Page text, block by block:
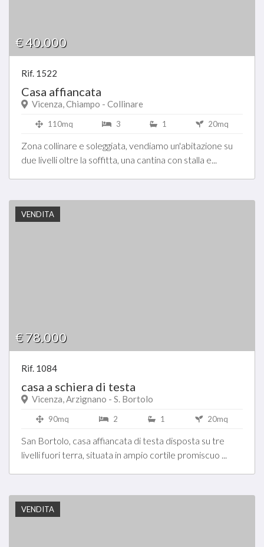
€ 40.000
Rif. 1522
Casa affiancata
Vicenza, Chiampo - Collinare
110mq 3 1 20mq
Zona collinare e soleggiata, vendiamo un'abitazione su
due livelli oltre la soffitta, una cantina con stalla e...
VENDITA
€ 78.000
Rif. 1084
casa a schiera di testa
Vicenza, Arzignano - S. Bortolo
90mq 2 1 20mq
San Bortolo, casa affiancata di testa disposta su tre
livelli fuori terra, situata in ampio cortile promiscuo ...
VENDITA